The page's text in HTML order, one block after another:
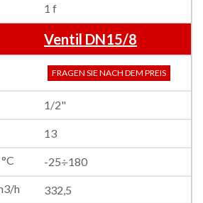
1 f
Ventil DN15/8
FRAGEN SIE NACH DEM PREIS
1/2"
13
-25÷180
332,5